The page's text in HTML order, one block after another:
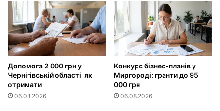
Допомога 2 000 грн у
Чернігівській області: як
отримати
06.08.2026
Конкурс бізнес-планів у
Миргороді: гранти до 95
000 грн
06.08.2026